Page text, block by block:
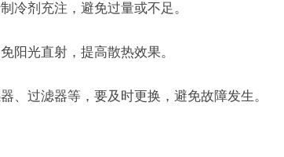
冷剂充注，避免过量或不足。
阳光直射，提高散热效果。
、过滤器等，要及时更换，避免故障发生。